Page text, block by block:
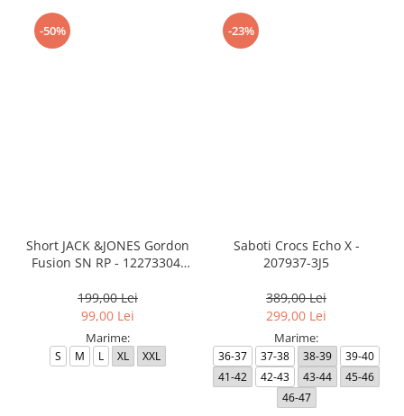
-50%
Short JACK &JONES Gordon
Fusion SN RP - 12273304-
199,00 Lei
99,00 Lei
Marime:
S M L XL XXL
-23%
Saboti Crocs Echo X -
207937-3J5
389,00 Lei
299,00 Lei
Marime:
36-37 37-38 38-39
39-40
41-42
42-43 43-44
45-46
46-47